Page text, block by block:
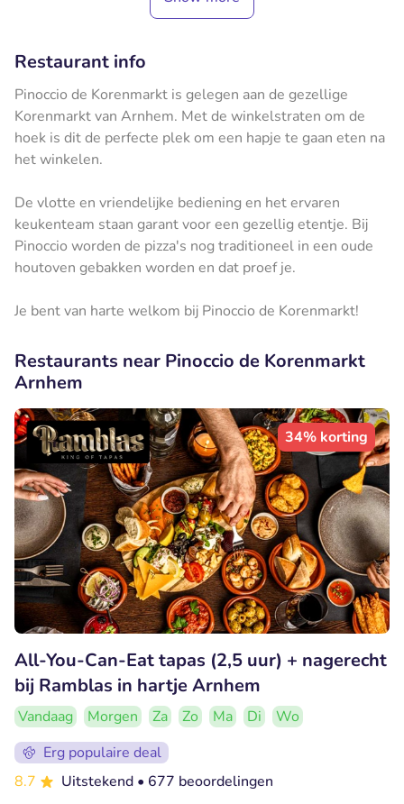
Restaurant info
Pinoccio de Korenmarkt is gelegen aan de gezellige
Korenmarkt van Arnhem. Met de winkelstraten om de
hoek is dit de perfecte plek om een hapje te gaan eten na
het winkelen.
De vlotte en vriendelijke bediening en het ervaren
keukenteam staan garant voor een gezellig etentje. Bij
Pinoccio worden de pizza's nog traditioneel in een oude
houtoven gebakken worden en dat proef je.
Je bent van harte welkom bij Pinoccio de Korenmarkt!
Restaurants near Pinoccio de Korenmarkt
Arnhem
34% korting
All-You-Can-Eat tapas (2,5 uur) + nagerecht
bij Ramblas in hartje Arnhem
Vandaag Morgen Za Zo Ma Di
Wo
Erg populaire deal
8.7
Uitstekend • 677 beoordelingen